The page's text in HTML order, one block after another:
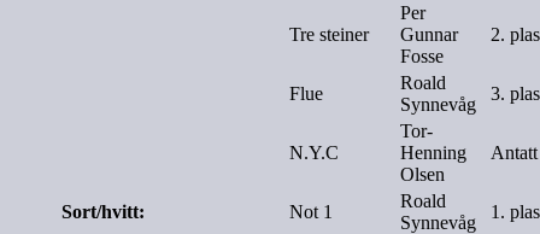
Tre steiner
Per
Gunnar
Fosse
2.
Flue
Roald
Synnevåg
3.
N.Y.C
Tor-
Henning
Olsen
Antatt
Sort/hvitt: Not 1
Roald
Synnevåg
1.